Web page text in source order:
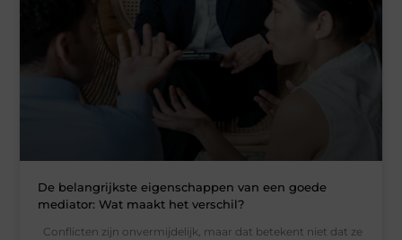
De belangrijkste eigenschappen van een goede
mediator: Wat maakt het verschil?
Conflicten zijn onvermijdelijk, maar dat betekent niet dat ze